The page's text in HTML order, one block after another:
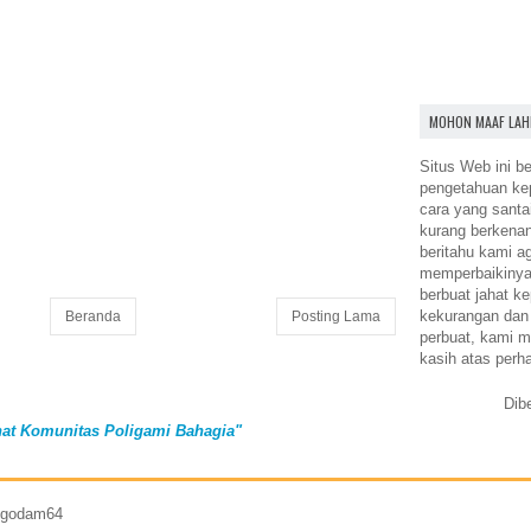
Posting Lama
Beranda
Komunitas Poligami Bahagia"
MOHON MAAF
Situs Web ini
pengetahuan
cara yang
kurang
beritahu kami
berbuat jahat
kekurangan
perbuat, kami
kasih atas